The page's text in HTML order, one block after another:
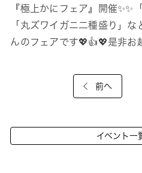
『極上かにフェア』開催✨✨
「丸ズワイガニ二種盛り」
んのフェアです💖👍💖是非お
前へ
イベント一